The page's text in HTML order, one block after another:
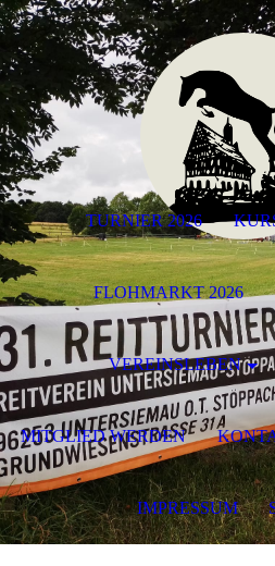
TURNIER 2026
FLOHMARKT 2026
VEREINSLEBEN
MITGLIED WERDEN
IMPRESSUM